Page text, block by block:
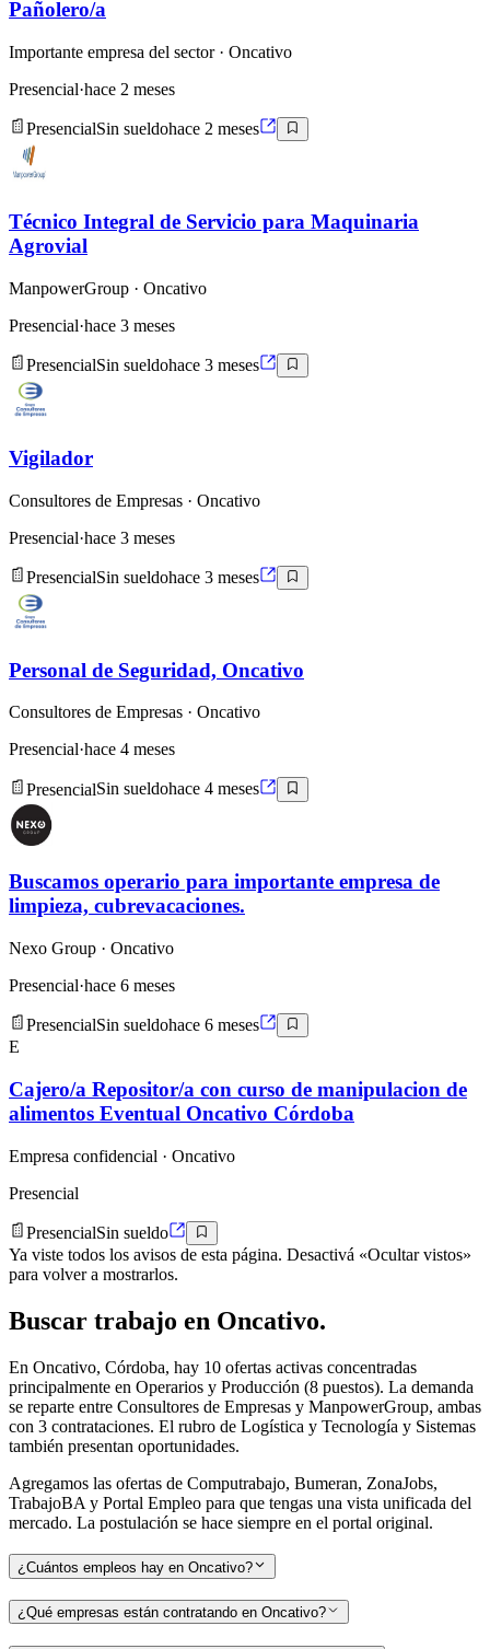
Pañolero/a
Importante empresa del sector· Oncativo
Presencial·hace 2 meses
PresencialSin sueldohace 2 meses
Técnico Integral de Servicio para Maquinaria
Agrovial
ManpowerGroup · Oncativo
Presencial·hace 3 meses
PresencialSin sueldohace 3 meses
Vigilador
Consultores de Empresas · Oncativo
Presencial·hace 3 meses
PresencialSin sueldohace 3 meses
Personal de Seguridad, Oncativo
Consultores de Empresas · Oncativo
Presencial·hace 4 meses
PresencialSin sueldohace 4 meses
Buscamos operario para importante empresa de
limpieza, cubrevacaciones.
Nexo Group · Oncativo
Presencial·hace 6 meses
PresencialSin sueldohace 6 meses
E
Cajero/a Repositor/a con curso de manipulacion de
alimentos Eventual Oncativo Córdoba
Empresa confidencial · Oncativo
Presencial
PresencialSin sueldo
Ya viste todos los avisos de esta página. Desactivá «Ocultar vistos»
para volver a mostrarlos.
Buscar trabajo en Oncativo.
En Oncativo, Córdoba, hay 10 ofertas activas concentradas
principalmente en Operarios y Producción (8 puestos). La demanda
se reparte entre Consultores de Empresas y ManpowerGroup, ambas
con 3 contrataciones. El rubro de Logística y Tecnología y Sistemas
también presentan oportunidades.
Agregamos las ofertas de Computrabajo, Bumeran, ZonaJobs,
TrabajoBA y Portal Empleo para que tengas una vista unificada del
mercado. La postulación se hace siempre en el portal original.
¿Cuántos empleos hay en Oncativo?
¿Qué empresas están contratando en Oncativo?